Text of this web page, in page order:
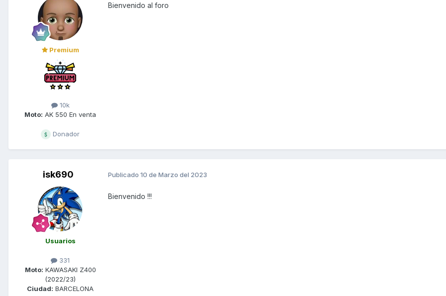
Premium
10k
Moto: AK 550 En venta
Donador
Bienvenido al foro
isk690
Usuarios
331
Moto: KAWASAKI Z400
(2022/23)
Ciudad: BARCELONA
Publicado 10 de Marzo del 2023
Bienvenido !!!